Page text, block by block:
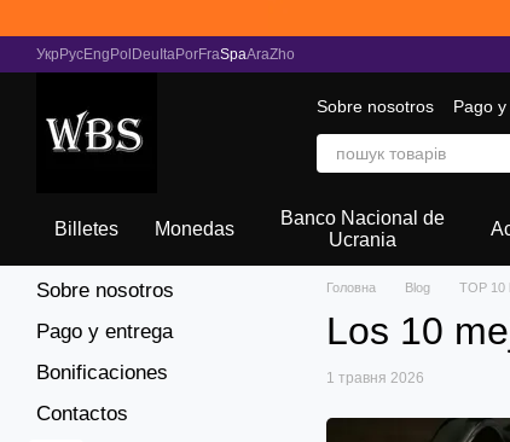
Укр РусEng Pol Deu ItaPorFraSpaAraZho
Sobre nosotros Pago
Recopilando noticias
Billetes Monedas
Banco Nacional de
Ucrania
Головна Blog TOP 10
Los 10
1 травня 2026
Sobre nosotros
Pago y entrega
Bonificaciones
Contactos